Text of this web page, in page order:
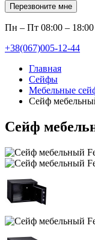
Перезвоните мне
Пн – Пт 08:00 –
+38(067)005-12-44
Главная
Сейфы
Мебельные
Сейф
Сейф